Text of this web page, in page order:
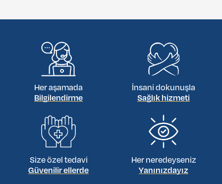
ve genel sağlık durumu göz önünde bulundurularak yapılır.
Her aşamada
Bilgilendirme
İnsani dokunuşla
Sağlık hizmeti
Size özel tedavi
Güvenilir ellerde
Her neredeyseniz
Yanınızdayız